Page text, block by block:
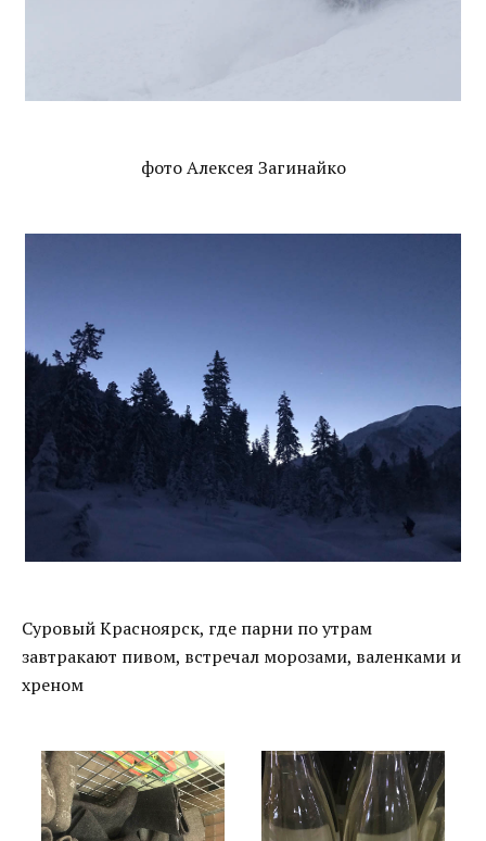
фото Алексея Загинайко
Суровый Красноярск, где парни по утрам
завтракают пивом, встречал морозами, валенками и
хреном